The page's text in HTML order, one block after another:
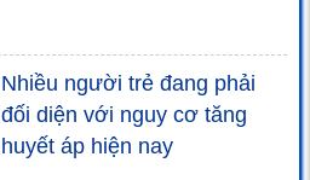
Nhiều người trẻ đang phải
đối diện với nguy cơ tăng
huyết áp hiện nay